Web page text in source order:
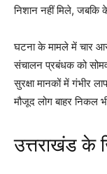
निशान नहीं मिले,
घटना के मामले में चार
संचालन प्रबंधक को
सुरक्षा मानकों में गंभीर
मौजूद लोग बाहर निकल
उत्तराखंड के